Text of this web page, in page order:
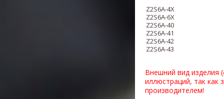
Z2S6A-4X
Z2S6A-6X
Z2S6A-40
Z2S6A-41
Z2S6A-42
Z2S6A-43
Внешний вид изделия
иллюстраций, так как
производителем!